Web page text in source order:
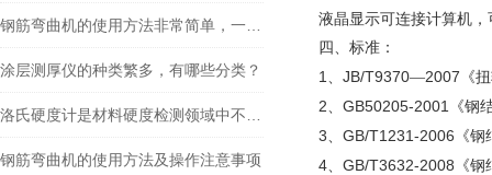
涂层测厚仪的种类繁多，有哪些分类？
钢筋弯曲机的使用方法及操作注意事项
液晶显示可连接计算机
四、标准：
1 、 JB/T9370—2007 《
2、 GB50205-2001 《钢
3、 GB/T1231-2006 《
4、 GB/T3632-2008 《